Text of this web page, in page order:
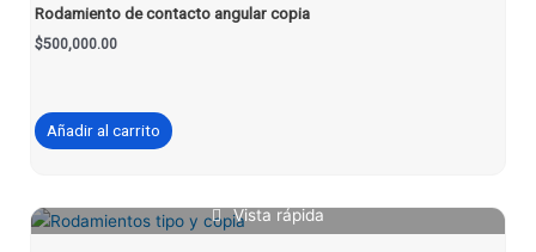
Rodamiento de contacto angular copia
$500,000.00
Añadir al carrito
Vista rápida